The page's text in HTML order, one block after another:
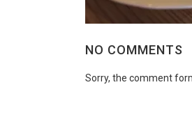
NO COMMENTS
Sorry, the comment